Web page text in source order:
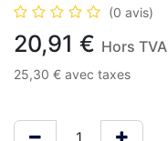
(0 avis)
20,91 € Hors TVA
25,30 € avec taxes